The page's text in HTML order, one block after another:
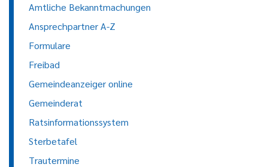
Amtliche Bekanntmachungen
Ansprechpartner A-Z
Formulare
Freibad
Gemeindeanzeiger online
Gemeinderat
Ratsinformationssystem
Sterbetafel
Trautermine